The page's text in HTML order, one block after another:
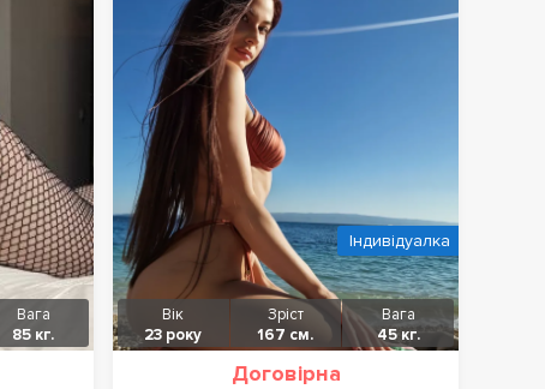
Вага
85 кг.
Вік
23 року
Зріст
167 см.
Вага
45 кг.
Договірна
Індивідуалка